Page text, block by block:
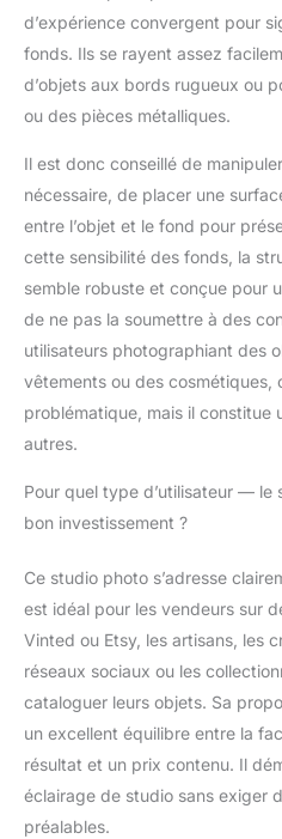
d’expérience convergent pour
fonds. Ils se rayent assez
d’objets aux bords rugueux ou
ou des pièces métalliques.
Il est donc conseillé de
nécessaire, de placer une
entre l’objet et le fond pour
cette sensibilité des fonds, la
semble robuste et conçue pour
de ne pas la soumettre à des
utilisateurs photographiant des
vêtements ou des cosmétiques,
problématique, mais il constitue
autres.
Pour quel type d’utilisateur — le
bon investissement ?
Ce studio photo s’adresse
est idéal pour les vendeurs sur
Vinted ou Etsy, les artisans, les
réseaux sociaux ou les
cataloguer leurs objets. Sa
un excellent équilibre entre la
résultat et un prix contenu. Il
éclairage de studio sans exiger
préalables.